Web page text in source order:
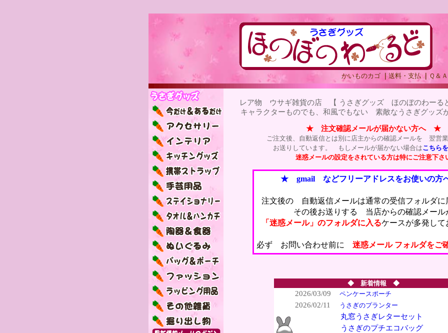
かいものカゴ 送料・支払 ｜ Ｑ＆Ａ
レア物 ウサギ雑貨の店 【 うさぎグッズ ほのぼのわーる
キャラクターものでも、和風でもない 素敵なうさぎグッズ
★ 注文確認メールが届かない方へ ★
ご注文後、自動返信とは別に店主からの確認メールを 翌営
お送りしています。 もしメールが届かない場合はこちら
迷惑メールの設定をされている方は特にご注意下さ
★ gmail などフリーアドレスをお使いの
注文後の 自動返信メールは通常の受信フォルダに
その後お送りする 当店からの確認メール
「迷惑メール」のフォルダに入るケースが多発して
必ず お問い合わせ前に 迷惑メール フォルダをご
◆ 新着情報 ◆
2026/03/09 ペンケースポーチ
2026/02/11 うさぎのプランター
丸窓うさぎレターセット
うさぎのプチエコバッグ